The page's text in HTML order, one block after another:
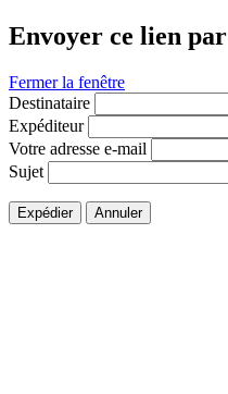
Envoyer ce lien
Fermer la fenêtre
Destinataire
Expéditeur
Votre adresse e-mail
Sujet
Expédier Annuler